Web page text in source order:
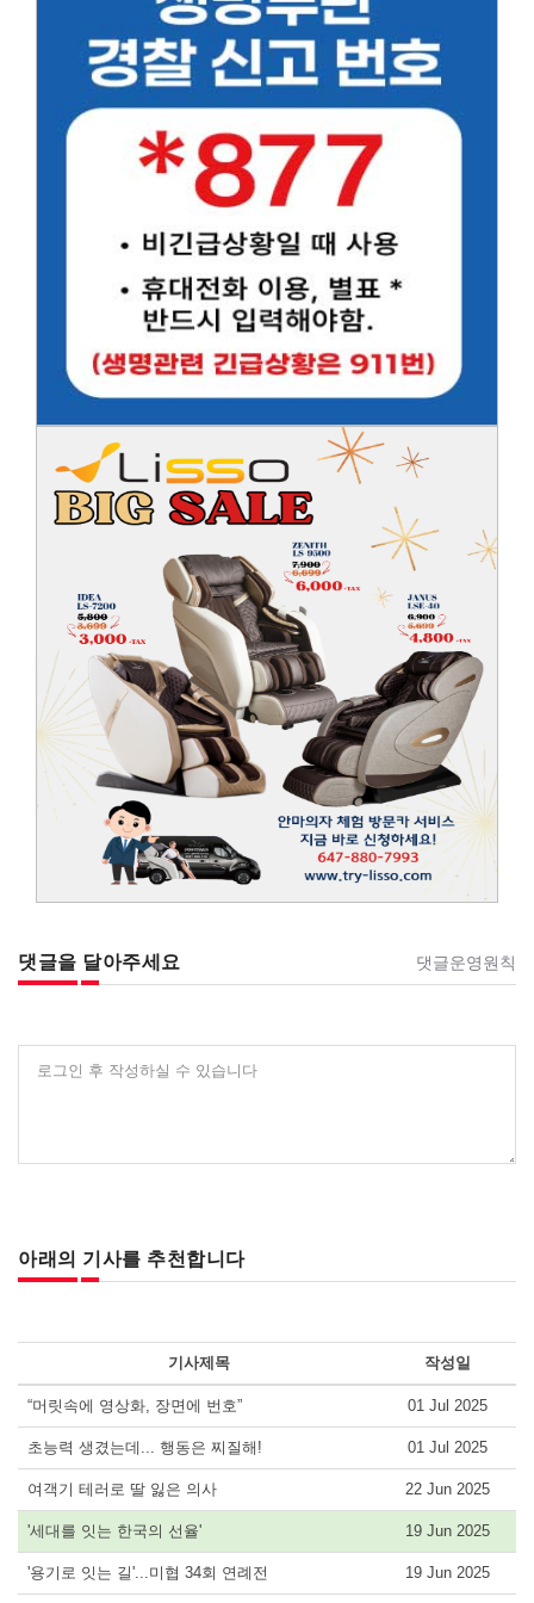
댓글을 달아주세요 댓글운영원칙
로그인 후 작성하실 수 있습니다
아래의 기사를 추천합니다
기사제목 작성일
“머릿속에 영상화, 장면에 번호” 01 Jul 2025
초능력 생겼는데... 행동은 찌질해! 01 Jul 2025
여객기 테러로 딸 잃은 의사 22 Jun 2025
'세대를 잇는 한국의 선율' 19 Jun 2025
'용기로 잇는 길'...미협 34회 연례전 19 Jun 2025